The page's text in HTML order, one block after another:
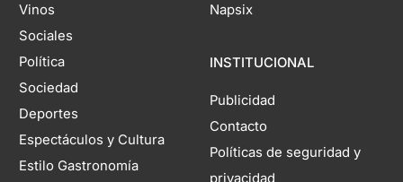
Vinos
Sociales
Política
Sociedad
Deportes
Espectáculos y Cultura
Estilo Gastronomía
Napsix
INSTITUCIONAL
Publicidad
Contacto
Políticas de seguridad y
privacidad